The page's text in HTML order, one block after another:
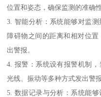
位置和姿态，确保监测的准确
3. 智能分析：系统能够对监
障碍物之间的距离和相对位
出警报。
4. 报警：系统设有报警机制，
光线、振动等多种方式发出警
5. 数据记录与分析：系统能